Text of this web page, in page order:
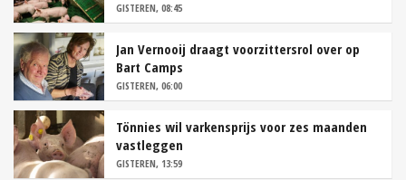
GISTEREN, 08:45
Jan Vernooij draagt voorzittersrol over op
Bart Camps
GISTEREN, 06:00
Tönnies wil varkensprijs voor zes maanden
vastleggen
GISTEREN, 13:59